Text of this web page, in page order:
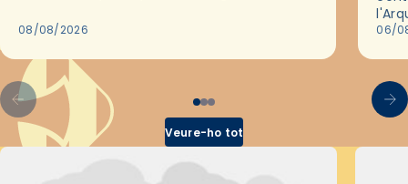
2018,…
08/08/2026
les
06/
Veure-ho tot